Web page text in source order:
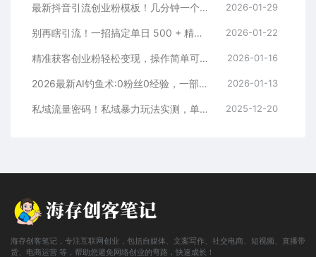
最新抖音引流创业粉模板！几分钟一个视频，非常暴力，小白直接可上手操作！ 2026-01-29
别再瞎引流！一招搞定单日 500 + 精准粉，微信直接爆仓 2026-01-22
精准获客创业粉轻松变现，操作简单可放大，单日轻松3000+ 2026-01-16
2026最新AI钓鱼术:0粉丝0经验，一部手机就能开启赚钱模式 2026-01-13
私域流量密码！私域暴力玩法实测，单日 500 + 精准粉直接加满 2025-12-20
海存创客笔记，专注互联网创业，包括自媒体、文案写作、社交电商、短视频、直播带
货、电商运营 等，帮助您避免网络创业的弯路，快速成长！